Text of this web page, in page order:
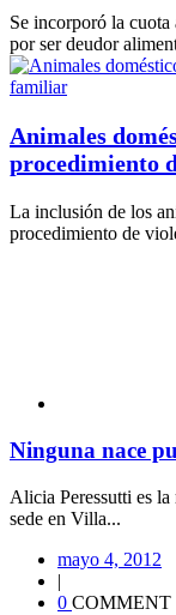
Se incorporó la
por ser deudor
Animales
procedimiento
La inclusión de los
procedimiento de
Ninguna nace
Alicia Peressutti es
sede en Villa...
mayo 4, 2012
|
0 COMMENT